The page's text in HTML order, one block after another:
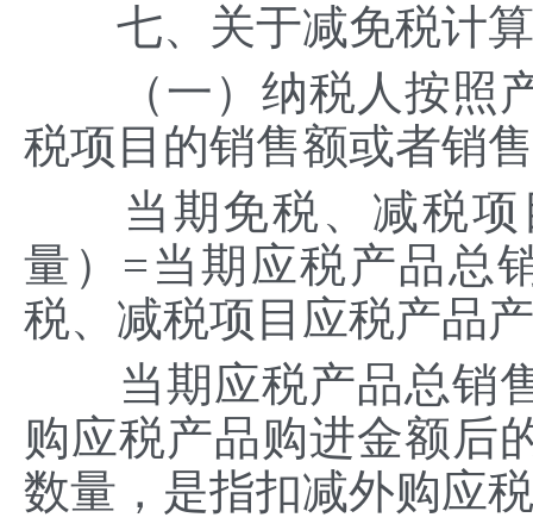
七、关于减免税计
（一）纳税人按照产
税项目的销售额或者销
当期免税、减税项
量）=当期应税产品总
税、减税项目应税产品
当期应税产品总销售
购应税产品购进金额后
数量，是指扣减外购应